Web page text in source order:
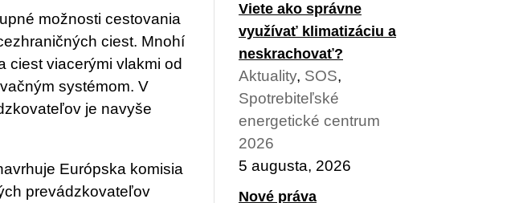
možnosti cestovania
ciest. Mnohí
ciest viacerými vlakmi od
systémom. V
je navyše
Európska komisia
prevádzkovateľov
Viete ako správne
využívať klimatizáciu a
neskrachovať?
Aktuality, SOS,
Spotrebiteľské
energetické centrum
2026
5 augusta, 2026
Nové práva